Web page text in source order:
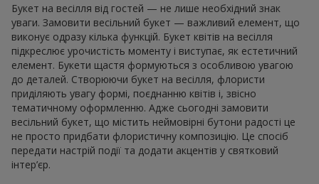
Букет на весілля від гостей — не лише необхідний знак
уваги. Замовити весільний букет — важливий елемент, що
виконує одразу кілька функцій. Букет квітів на весілля
підкреслює урочистість моменту і виступає, як естетичний
елемент. Букети щастя формуються з особливою увагою
до деталей. Створюючи букет на весілля, флористи
приділяють увагу формі, поєднанню квітів і, звісно
тематичному оформленню. Адже сьогодні замовити
весільний букет, що містить неймовірні бутони радості це
не просто придбати флористичну композицію. Це спосіб
передати настрій події та додати акцентів у святковий
інтер’єр.